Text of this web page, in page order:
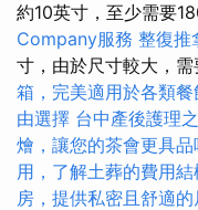
約10英寸，至少需要
Company服務 整復推
寸，由於尺寸較大，
箱，完美適用於各類餐
由選擇 台中產後護理
燴，讓您的茶會更具品
用，了解土葬的費用
房，提供私密且舒適